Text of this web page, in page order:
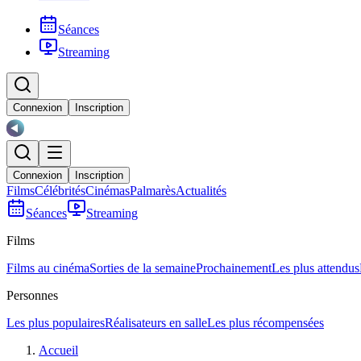
Séances
Streaming
Connexion Inscription
Connexion Inscription
FilmsCélébritésCinémasPalmarèsActualités
Séances
Streaming
Films
Films au cinémaSorties de la semaineProchainementLes plus attendus
Personnes
Les plus populairesRéalisateurs en salleLes plus récompensées
Accueil